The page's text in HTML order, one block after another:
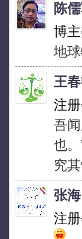
陈
博
地
王
注
吾
也
究
张
注